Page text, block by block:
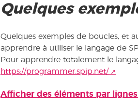
Quelques
Quelques exemples de boucles, et
apprendre à utiliser le langage de
Pour apprendre totalement le
https://programmer.spip.net/
Articles de cette
Afficher des éléments par